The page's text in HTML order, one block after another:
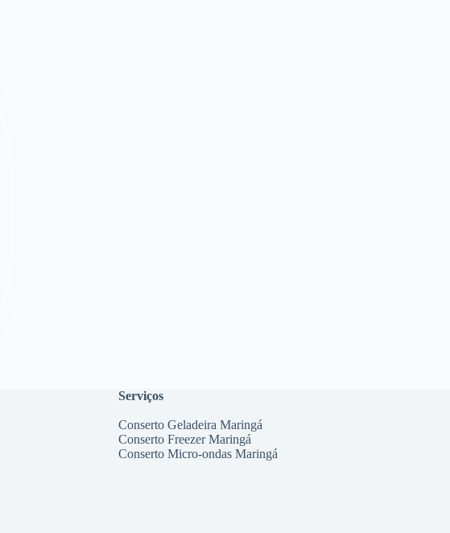
Serviços
Conserto Geladeira Maringá
Conserto Freezer Maringá
Conserto Micro-ondas Maringá